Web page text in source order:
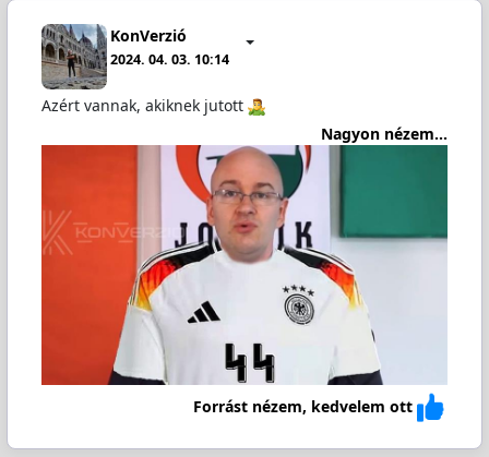
KonVerzió
2024. 04. 03. 10:14
Azért vannak, akiknek jutott
Nagyon nézem...
Forrást nézem, kedvelem ott